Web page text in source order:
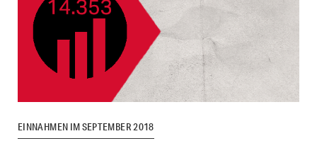
EINNAHMEN IM SEPTEMBER 2018